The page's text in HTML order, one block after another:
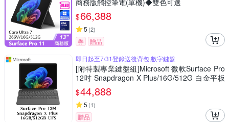
商務版觸控筆電(單機)◆雙色可選
$66,388
5 (2)
券
贈品
即日起至7/31登錄送後背包,數字鍵盤
[附特製專業鍵盤組]Microsoft 微軟Surface Pro
12吋 Snapdragon X Plus/16G/512G 白金平板
筆電EP2-27672(不含筆)
$44,888
5 (1)
贈品